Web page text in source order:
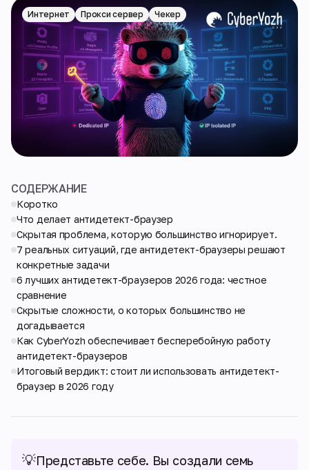
Интернет Прокси сервер Чекер
СОДЕРЖАНИЕ
Коротко
Что делает антидетект-браузер
Скрытая проблема, которую большинство игнорирует.
7 реальных ситуаций, где антидетект-браузеры решают
конкретные задачи
6 лучших антидетект-браузеров 2026 года: честное
сравнение
Скрытые сложности, о которых большинство не
догадывается
Как CyberYozh обеспечивает бесперебойную работу
антидетект-браузеров
Итоговый вердикт: стоит ли использовать антидетект-
браузер в 2026 году
💡Представьте себе. Вы создали семь